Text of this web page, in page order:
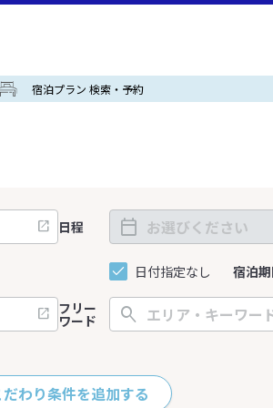
宿泊プラン 検索・予約
日程
日付指定なし 宿泊
フリー
ワード
だわり条件を追加する